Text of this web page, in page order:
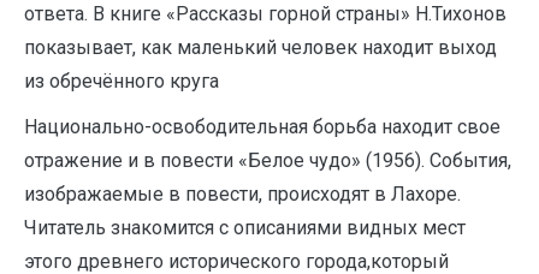
ответа. В книге «Рассказы горной страны» Н.Тихонов
показывает, как маленький человек находит выход
из обречённого круга
Национально-освободительная борьба находит свое
отражение и в повести «Белое чудо» (1956). События,
изображаемые в повести, происходят в Лахоре.
Читатель знакомится с описаниями видных мест
этого древнего исторического города,который